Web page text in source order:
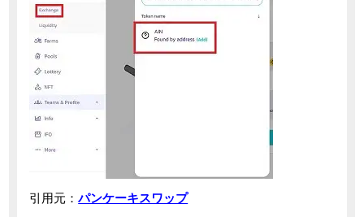
引用元：パンケーキスワップ